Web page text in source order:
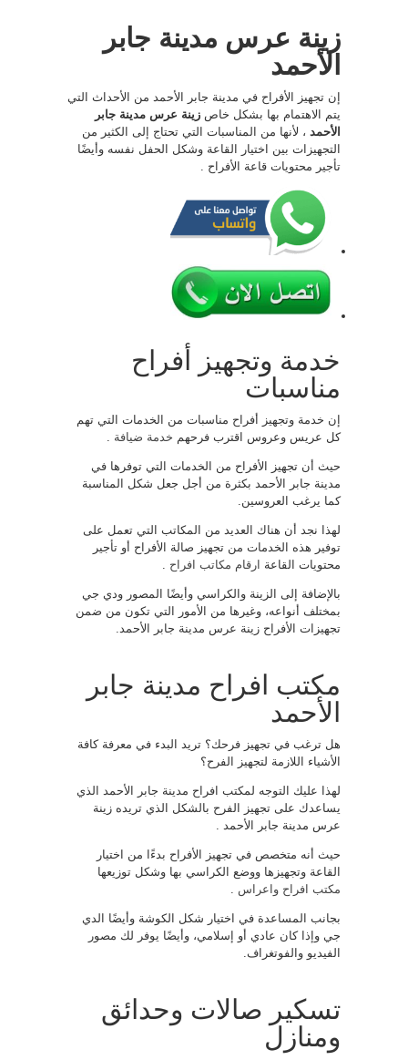
زينة عرس مدينة جابر
الأحمد
إن تجهيز الأفراح في مدينة جابر الأحمد من الأحداث التي
يتم الاهتمام بها بشكل خاص زينة عرس مدينة جابر
الأحمد ، لأنها من المناسبات التي تحتاج إلى الكثير من
التجهيزات بين اختيار القاعة وشكل الحفل نفسه وأيضًا
تأجير محتويات قاعة الأفراح .
خدمة وتجهيز أفراح
مناسبات
إن خدمة وتجهيز أفراح مناسبات من الخدمات التي تهم
كل عريس وعروس اقترب فرحهم خدمة ضيافة
حيث أن تجهيز الأفراح من الخدمات التي توفرها في
مدينة جابر الأحمد بكثرة من أجل جعل شكل المناسبة
كما يرغب العروسين.
لهذا نجد أن هناك العديد من المكاتب التي تعمل على
توفير هذه الخدمات من تجهيز صالة الأفراح أو تأجير
محتويات القاعة ارقام مكاتب افراح
بالإضافة إلى الزينة والكراسي وأيضًا المصور ودي جي
بمختلف أنواعه، وغيرها من الأمور التي تكون من ضمن
تجهيزات الأفراح زينة عرس مدينة جابر الأحمد.
مكتب افراح مدينة جابر
الأحمد
هل ترغب في تجهيز فرحك؟ تريد البدء في معرفة كافة
الأشياء اللازمة لتجهيز الفرح؟
لهذا عليك التوجه لمكتب افراح مدينة جابر الأحمد الذي
يساعدك على تجهيز الفرح بالشكل الذي تريده زينة
عرس مدينة جابر الأحمد .
حيث أنه متخصص في تجهيز الأفراح بدءًا من اختيار
القاعة وتجهيزها ووضع الكراسي بها وشكل توزيعها
مكتب افراح واعراس
بجانب المساعدة في اختيار شكل الكوشة وأيضًا الدي
جي وإذا كان عادي أو إسلامي، وأيضًا يوفر لك مصور
الفيديو والفوتغراف.
تسكير صالات وحدائق
ومنازل